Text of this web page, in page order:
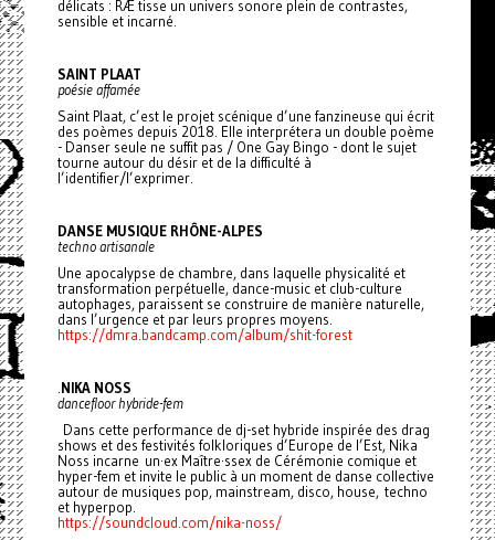
délicats : RÆ tisse un univers sonore plein de contrastes,
sensible et incarné.
SAINT PLAAT
poésie affamée
Saint Plaat, c’est le projet scénique d’une fanzineuse qui écrit
des poèmes depuis 2018. Elle interprétera un double poème
- Danser seule ne suffit pas / One Gay Bingo - dont le sujet
tourne autour du désir et de la difficulté à
l’identifier/l’exprimer.
DANSE MUSIQUE RHÔNE-ALPES
techno artisanale
Une apocalypse de chambre, dans laquelle physicalité et
transformation perpétuelle, dance-music et club-culture
autophages, paraissent se construire de manière naturelle,
dans l’urgence et par leurs propres moyens.
https://dmra.bandcamp.com/album/shit-forest
NIKA NOSS
dancefloor hybride-fem
Dans cette performance de dj-set hybride inspirée des drag
shows et des festivités folkloriques d’Europe de l’Est, Nika
Noss incarne un·ex Maître·ssex de Cérémonie comique et
hyper-fem et invite le public à un moment de danse collective
autour de musiques pop, mainstream, disco, house, techno
et hyperpop.
https://soundcloud.com/nika-noss/